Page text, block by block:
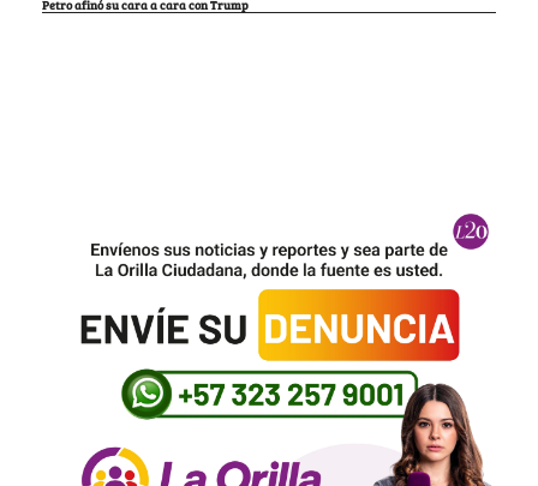
Petro afinó su cara a cara con Trump